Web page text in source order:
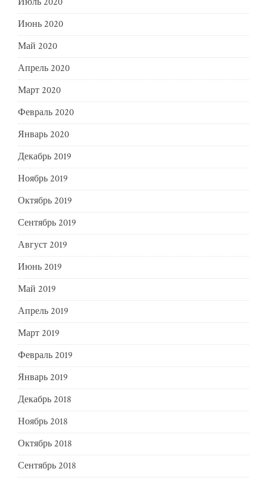
Июнь 2020
Май 2020
Апрель 2020
Март 2020
Февраль 2020
Январь 2020
Декабрь 2019
Ноябрь 2019
Октябрь 2019
Сентябрь 2019
Август 2019
Июнь 2019
Май 2019
Апрель 2019
Март 2019
Февраль 2019
Январь 2019
Декабрь 2018
Ноябрь 2018
Октябрь 2018
Сентябрь 2018